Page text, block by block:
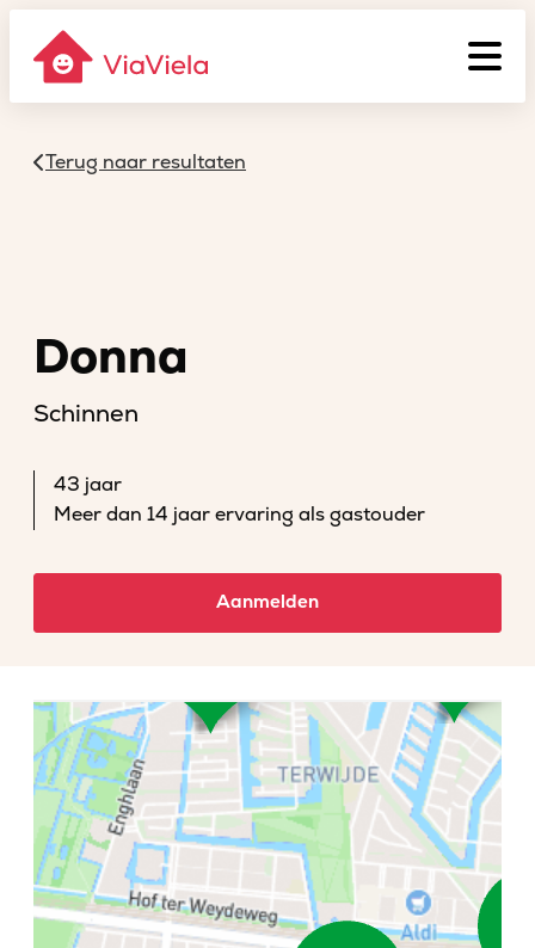
Terug naar resultaten
Donna
Schinnen
43 jaar
Meer dan 14 jaar ervaring als gastouder
Aanmelden